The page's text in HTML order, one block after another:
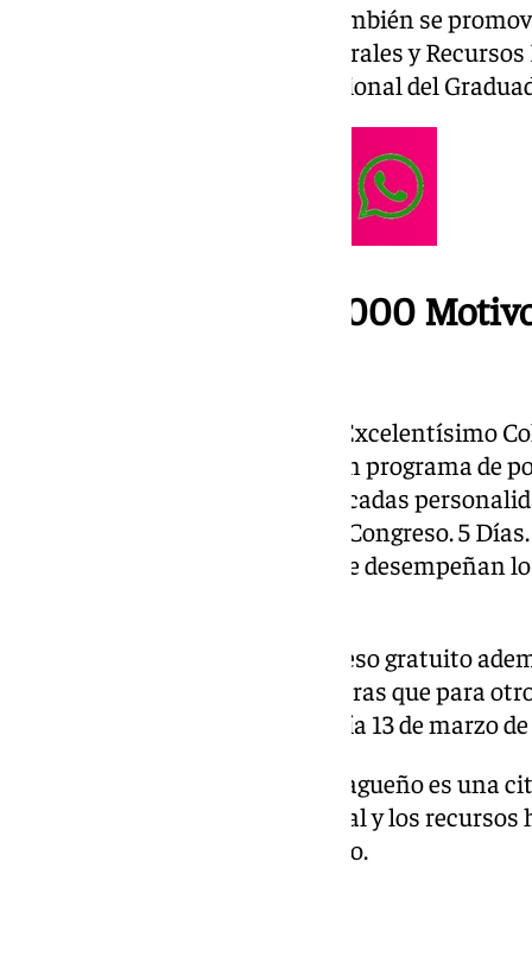
Además, en dicho encuentro también se
estudiantes de Relaciones Laborales y
a la realidad del ejercicio profesional del
‘1 Congreso, 5 Días, 1.000
El Congreso, organizado por el Excelentísimo
Málaga y Melilla, contará con un programa de
alto nivel, impartidas por destacadas
laboral. El lema del congreso, ‘1 Congreso. 5
refleja el papel tan relevante que desempeñan
Para los colegiados es un congreso gratuito
profesionales) de la UMA mientras que para
de 120 euros y el almuerzo del día 13 de marzo
El IX Congreso Laboralista Malagueño es una
profesionales del derecho laboral y los
detalla el programa del Congreso.